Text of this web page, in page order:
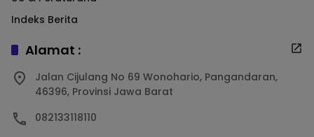
Indeks Berita
Alamat :
Jalan Cijulang No 69 Wonohario, Pangandaran,
46396, Provinsi Jawa Barat
082133118110